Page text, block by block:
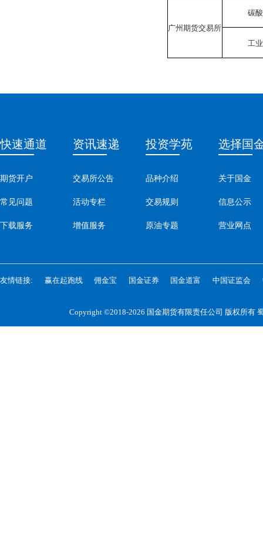
广州期货交易所
碳
工
快速通道
期货开户
常见问题
下载服务
资讯速递
交易所公告
活动专栏
增值服务
投资学苑
品种介绍
交易规则
原油专题
选择国
关于国金
信息公示
营业网点
友情链接: 赢在起跑线 佣金宝 国金证券 国金道富 中国证监会
Copyright ©2018-2026 国金期货有限责任公司 版权所有